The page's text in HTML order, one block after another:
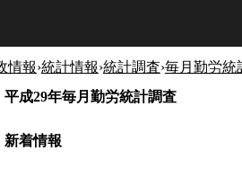
情報›統計情報›統計調査›毎月勤労統
平成29年毎月勤労統計調査
新着情報